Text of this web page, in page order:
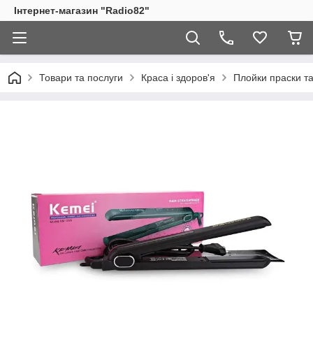
Інтернет-магазин "Radio82"
Товари та послуги Краса і здоров'я Плойки праски